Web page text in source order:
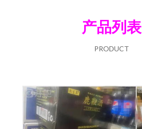
产品列表
PRODUCT